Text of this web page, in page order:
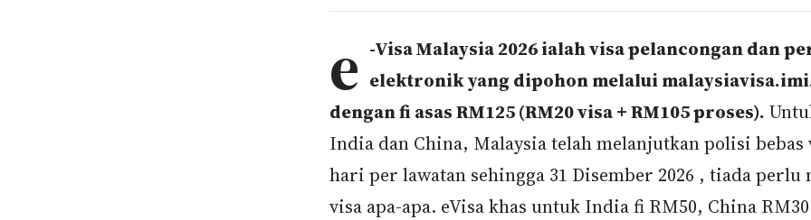
e -Visa Malaysia 2026 ialah visa pelancongan dan
elektronik yang dipohon melalui
dengan fi asas RM125 (RM20 visa + RM105 proses).
India dan China, Malaysia telah melanjutkan polisi bebas
hari per lawatan sehingga 31 Disember 2026 , tiada perlu
visa apa-apa. eVisa khas untuk India fi RM50, China